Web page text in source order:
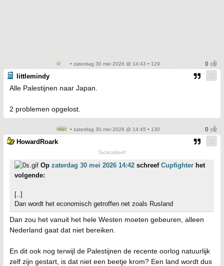
• zaterdag 30 mei 2026 @ 14:43 • 129
littlemindy
Alle Palestijnen naar Japan.
2 problemen opgelost.
• zaterdag 30 mei 2026 @ 14:45 • 130
HowardRoark
Tacticalized!
Op zaterdag 30 mei 2026 14:42 schreef Cupfighter het
volgende:
[..]
Dan wordt het economisch getroffen net zoals Rusland
Dan zou het vanuit het hele Westen moeten gebeuren, alleen
Nederland gaat dat niet bereiken.
En dit ook nog terwijl de Palestijnen de recente oorlog natuurlijk
zelf zijn gestart, is dat niet een beetje krom? Een land wordt dus